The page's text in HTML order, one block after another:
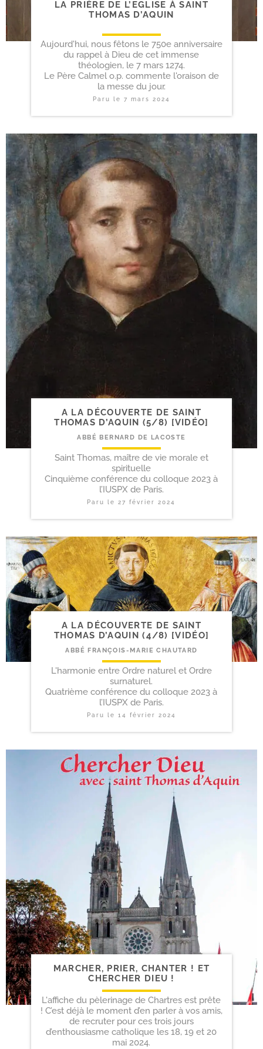
LA PRIÈRE DE L’EGLISE À SAINT
THOMAS D’AQUIN
Aujourd'hui, nous fêtons le 750e anniversaire
du rappel à Dieu de cet immense
théologien, le 7 mars 1274.
Le Père Calmel o.p. commente l'oraison de
la messe du jour.
Paru le 7 mars 2024
A LA DÉCOUVERTE DE SAINT
THOMAS D’AQUIN (5/​8) [VIDÉO]
ABBÉ BERNARD DE LACOSTE
Saint Thomas, maître de vie morale et
spirituelle
Cinquième conférence du colloque 2023 à
l’IUSPX de Paris.
Paru le27 février 2024
A LA DÉCOUVERTE DE SAINT
THOMAS D’AQUIN (4/​8) [VIDÉO]
ABBÉ FRANÇOIS-MARIE CHAUTARD
L'harmonie entre Ordre naturel et Ordre
surnaturel.
Quatrième conférence du colloque 2023 à
l’IUSPX de Paris.
Paru le 14 février 2024
MARCHER, PRIER, CHANTER ! ET
CHERCHER DIEU !
L'affiche du pèlerinage de Chartres est prête
! C’est déjà le moment d’en parler à vos amis,
de recruter pour ces trois jours
d’enthousiasme catholique les 18, 19 et 20
mai 2024.